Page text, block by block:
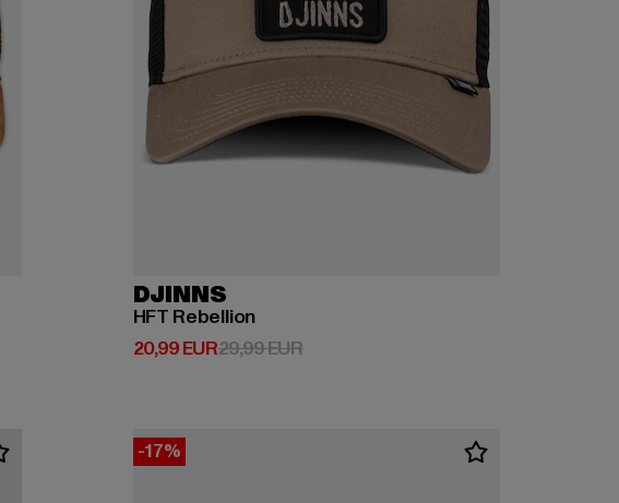
DJINNS
HFT Rebellion
20,99 EUR
Derzeitiger Preis: 20,99 EUR
29,99 EURAktionspreis: 29,99 EUR
-17%